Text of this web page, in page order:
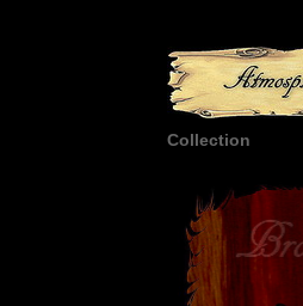
Collection